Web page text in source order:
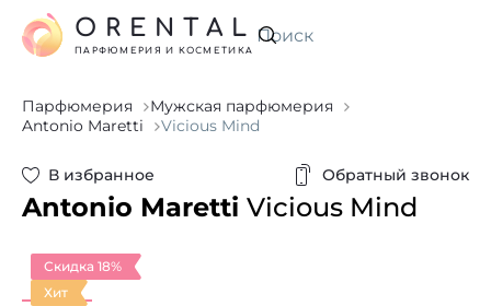
Искать
ORENTAL
ПАРФЮМЕРИЯ И КОСМЕТИКА
Парфюмерия
Мужская парфюмерия
Antonio Maretti
Vicious Mind
В избранное Обратный звонок
Antonio Maretti Vicious Mind
Скидка 18%
Хит